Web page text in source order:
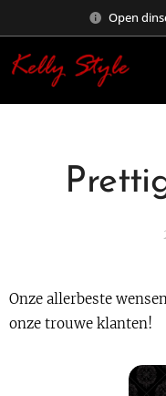
Open
Onze allerbeste
onze trouwe klanten!